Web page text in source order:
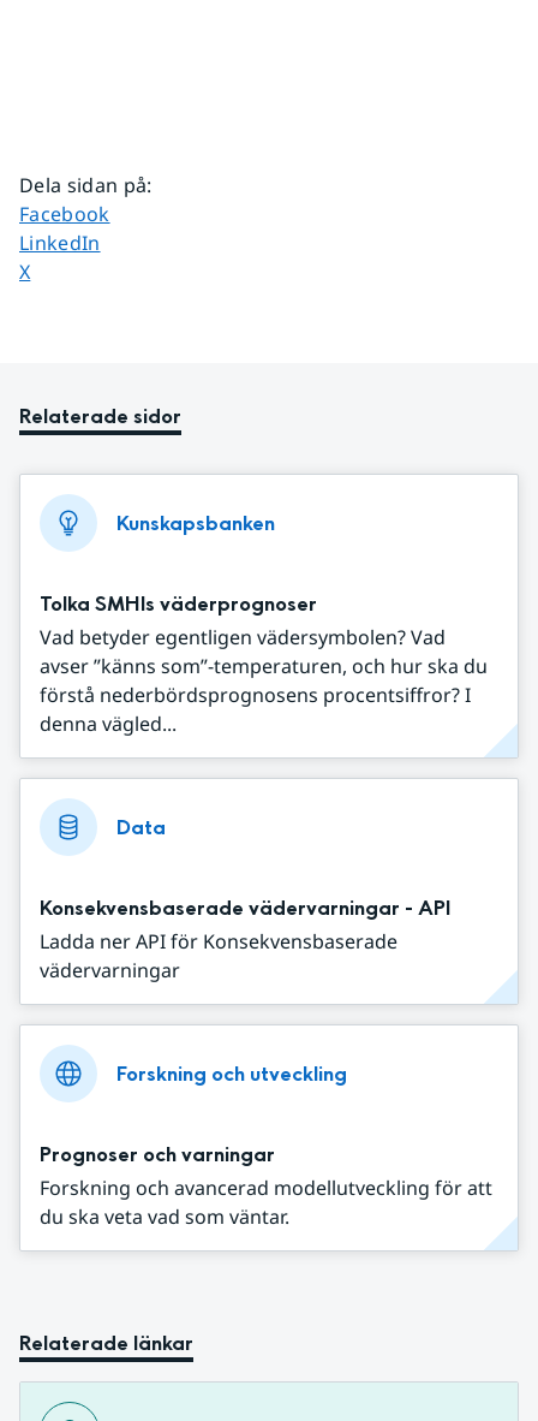
Dela sidan på:
Dela sidan på
Facebook
Dela sidan på
LinkedIn
Dela sidan på
X
Relaterade sidor
Kunskapsbanken
Tolka SMHIs väderprognoser
Vad betyder egentligen vädersymbolen? Vad
avser ”känns som”-temperaturen, och hur ska du
förstå nederbördsprognosens procentsiffror? I
denna vägled...
Data
Konsekvensbaserade vädervarningar - API
Ladda ner API för Konsekvensbaserade
vädervarningar
Forskning och utveckling
Prognoser och varningar
Forskning och avancerad modellutveckling för att
du ska veta vad som väntar.
Relaterade länkar